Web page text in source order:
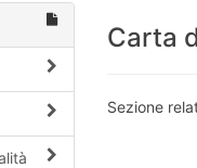
Carta
Sezione